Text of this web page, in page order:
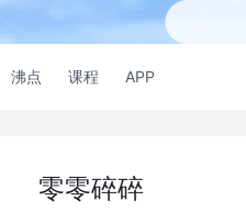
沸点 课程 APP
零零碎碎